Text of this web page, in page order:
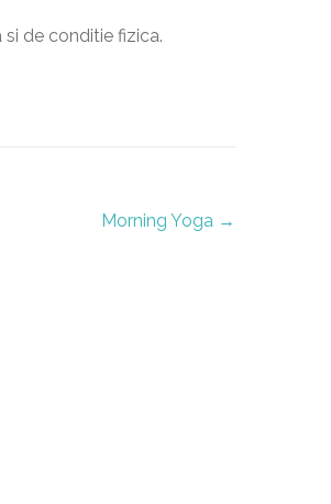
de conditie fizica.
Morning Yoga →